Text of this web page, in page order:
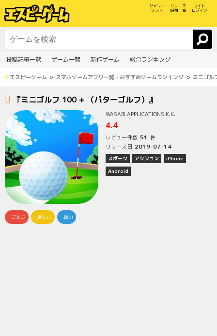
ジャンル
リスト
リリース
時期一覧
サイト
ログイン
投稿記事一覧 ゲーム一覧 新作ゲーム 総合ランキング
エスピーゲーム スマホゲームアプリ一覧・おすすめゲームランキング ミニゴル
『ミニゴルフ 100 + （パターゴルフ）』
WASABI APPLICATIONS K.K.
4.4
レビュー件数 51 件
リリース日 2019-07-14
スポーツ アクション
iPhone
Android
ゴルフ 美しい 戦い